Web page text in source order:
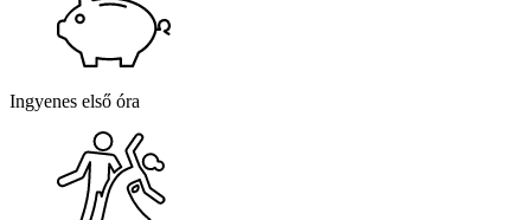
Ingyenes első óra